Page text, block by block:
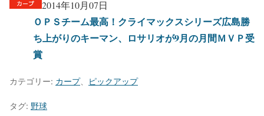
2014年10月07日
ＯＰＳチーム最高！クライマックスシリーズ広島勝
ち上がりのキーマン、ロサリオが9月の月間ＭＶＰ受
賞
カテゴリー: カープ、 ピックアップ
タグ: 野球